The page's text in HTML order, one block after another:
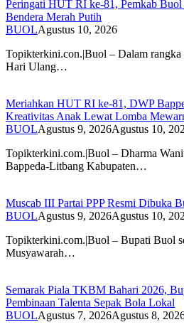
Peringati HUT RI ke-81, Pemkab Buol
Bendera Merah Putih
BUOLAgustus 10, 2026
Topikterkini.con.|Buol – Dalam rangka
Hari Ulang…
Meriahkan HUT RI ke-81, DWP
Kreativitas Anak Lewat Lomba
BUOLAgustus 9, 2026Agustus 10,
Topikterkini.com.|Buol – Dharma
Bappeda-Litbang Kabupaten…
Muscab III Partai PPP Resmi Dibuka
BUOLAgustus 9, 2026Agustus 10,
Topikterkini.com.|Buol – Bupati Buol
Musyawarah…
Semarak Piala TKBM Bahari 2026,
Pembinaan Talenta Sepak Bola Lokal
BUOLAgustus 7, 2026Agustus 8,